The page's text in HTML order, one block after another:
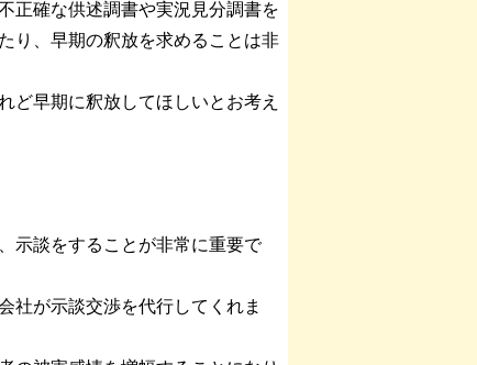
正確な供述調書や実況見分調書を
り、早期の釈放を求めることは非
ど早期に釈放してほしいとお考え
示談をすることが非常に重要で
社が示談交渉を代行してくれま